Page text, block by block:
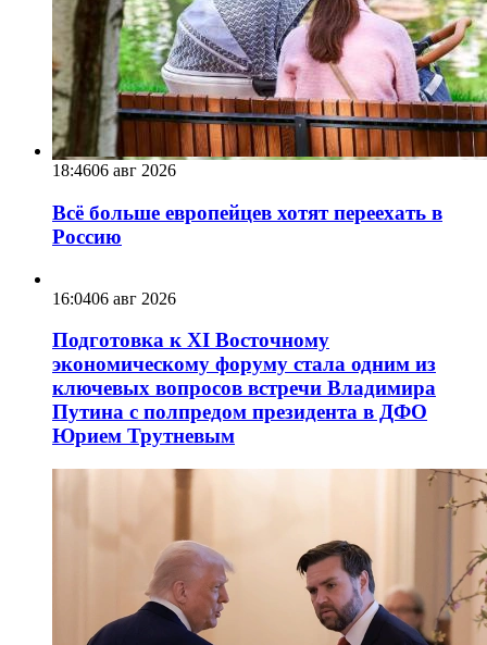
18:4606 авг 2026
Всё больше европейцев хотят переехать в
Россию
16:0406 авг 2026
Подготовка к XI Восточному
экономическому форуму стала одним из
ключевых вопросов встречи Владимира
Путина с полпредом президента в ДФО
Юрием Трутневым